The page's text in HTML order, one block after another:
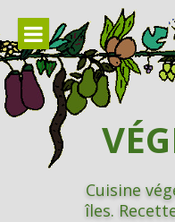
contenu
Cuisine
îles.